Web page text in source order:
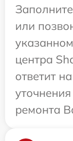
или
центра
ответит
ремонта